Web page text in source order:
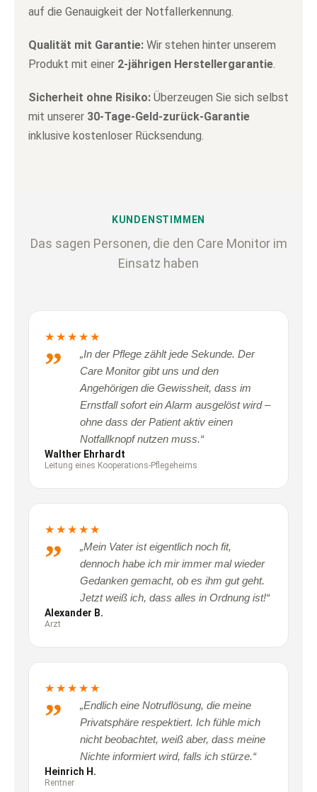
auf die Genauigkeit der Notfallerkennung.
Qualität mit Garantie: Wir stehen hinter unserem
Produkt mit einer 2-jährigen Herstellergarantie
Sicherheit ohne Risiko: Überzeugen Sie sich selbst
mit unserer 30-Tage-Geld-zurück-Garantie
inklusive kostenloser Rücksendung.
KUNDENSTIMMEN
Das sagen Personen, die den Care Monitor im
Einsatz haben
★★★★★
„In der Pflege zählt jede Sekunde. Der
Care Monitor gibt uns und den
Angehörigen die Gewissheit, dass im
Ernstfall sofort ein Alarm ausgelöst wird –
ohne dass der Patient aktiv einen
Notfallknopf nutzen muss.“
Walther Ehrhardt
Leitung eines Kooperations-Pflegeheims
★★★★★
„Mein Vater ist eigentlich noch fit,
dennoch habe ich mir immer mal wieder
Gedanken gemacht, ob es ihm gut geht.
Jetzt weiß ich, dass alles in Ordnung ist!“
Alexander B.
Arzt
★★★★★
„Endlich eine Notruflösung, die meine
Privatsphäre respektiert. Ich fühle mich
nicht beobachtet, weiß aber, dass meine
Nichte informiert wird, falls ich stürze.“
Heinrich H.
Rentner